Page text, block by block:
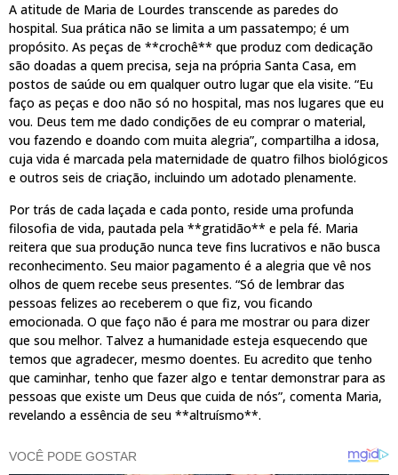
A atitude de Maria de Lourdes transcende as paredes do
hospital. Sua prática não se limita a um passatempo; é um
propósito. As peças de **crochê** que produz com dedicação
são doadas a quem precisa, seja na própria Santa Casa, em
postos de saúde ou em qualquer outro lugar que ela visite. “Eu
faço as peças e doo não só no hospital, mas nos lugares que eu
vou. Deus tem me dado condições de eu comprar o material,
vou fazendo e doando com muita alegria”, compartilha a idosa,
cuja vida é marcada pela maternidade de quatro filhos biológicos
e outros seis de criação, incluindo um adotado plenamente.
Por trás de cada laçada e cada ponto, reside uma profunda
filosofia de vida, pautada pela **gratidão** e pela fé. Maria
reitera que sua produção nunca teve fins lucrativos e não busca
reconhecimento. Seu maior pagamento é a alegria que vê nos
olhos de quem recebe seus presentes. “Só de lembrar das
pessoas felizes ao receberem o que fiz, vou ficando
emocionada. O que faço não é para me mostrar ou para dizer
que sou melhor. Talvez a humanidade esteja esquecendo que
temos que agradecer, mesmo doentes. Eu acredito que tenho
que caminhar, tenho que fazer algo e tentar demonstrar para as
pessoas que existe um Deus que cuida de nós”, comenta Maria,
revelando a essência de seu **altruísmo**.